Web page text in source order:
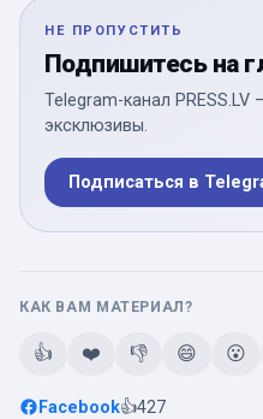
НЕ ПРОПУСТИТЬ
Подпишитесь на
Telegram-канал
эксклюзивы.
Подписаться в
КАК ВАМ МАТЕРИАЛ?
👍 ❤️ 👎 😄 😮
Facebook👍427